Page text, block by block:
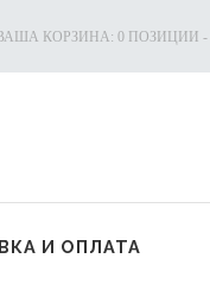
ВАША КОРЗИНА: 0 ПОЗИЦИИ -
И ОПЛАТА